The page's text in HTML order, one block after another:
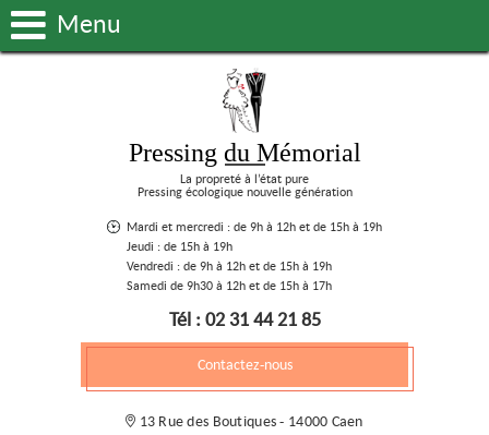
Menu
Pressing du Mémorial
La propreté à l’état pure
Pressing écologique nouvelle génération
Mardi et mercredi : de 9h à 12h et de 15h à 19h
Jeudi : de 15h à 19h
Vendredi : de 9h à 12h et de 15h à 19h
Samedi de 9h30 à 12h et de 15h à 17h
Tél : 02 31 44 21 85
Contactez-nous
13 Rue des Boutiques - 14000 Caen